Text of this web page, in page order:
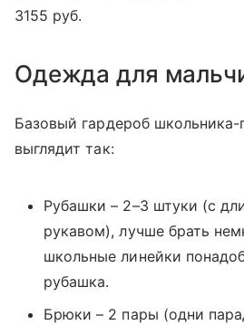
3155 руб.
Одежда для
Базовый гардероб школьника-
выглядит так:
Рубашки – 2–3 штуки (с
рукавом), лучше брать
школьные линейки
рубашка.
Брюки – 2 пары (одни